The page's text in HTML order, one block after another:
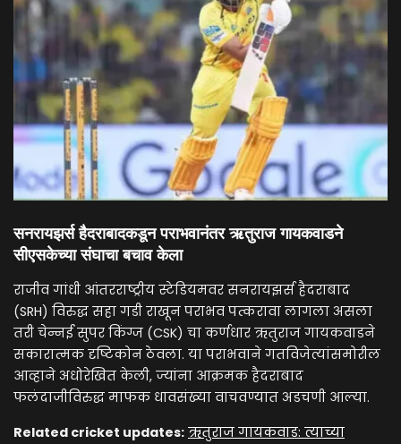
सनरायझर्स हैदराबादकडून पराभवानंतर ऋतुराज गायकवाडने
सीएसकेच्या संघाचा बचाव केला
राजीव गांधी आंतरराष्ट्रीय स्टेडियमवर सनरायझर्स हैदराबाद
(SRH) विरुद्ध सहा गडी राखून पराभव पत्करावा लागला असला
तरी चेन्नई सुपर किंग्ज (CSK) चा कर्णधार ऋतुराज गायकवाडने
सकारात्मक दृष्टिकोन ठेवला. या पराभवाने गतविजेत्यांसमोरील
आव्हाने अधोरेखित केली, ज्यांना आक्रमक हैदराबाद
फलंदाजीविरुद्ध माफक धावसंख्या वाचवण्यात अडचणी आल्या.
Related cricket updates: ऋतुराज गायकवाड: त्याच्या